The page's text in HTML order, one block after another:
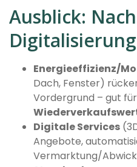
Ausblick:
Energieeffizienz/
Dach, Fenster)
Vordergrund – gut für
Digitale Services
Angebote,
Vermarktung/